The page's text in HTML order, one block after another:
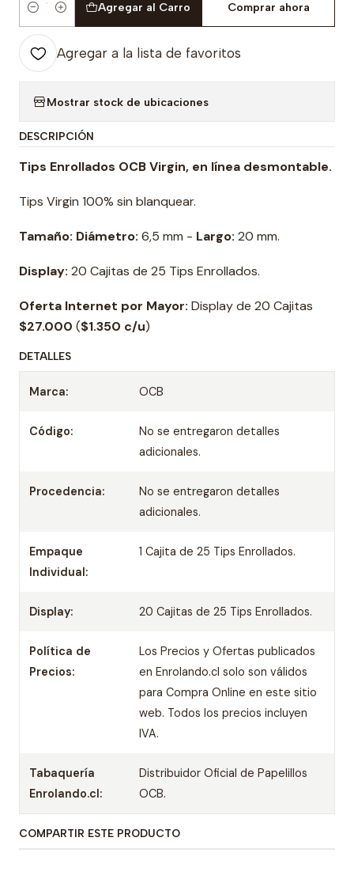
Cantidad
Agregar al Carro Comprar ahora
Agregar a la lista de favoritos
Mostrar stock de ubicaciones
DESCRIPCIÓN
Tips Enrollados OCB Virgin, en línea desmontable.
Tips Virgin 100% sin blanquear.
Tamaño: Diámetro: 6,5 mm - Largo: 20 mm.
Display: 20 Cajitas de 25 Tips Enrollados.
Oferta Internet por Mayor: Display de 20 Cajitas
$27.000 ($1.350 c/u)
DETALLES
Marca: OCB
Código:
No se entregaron detalles
adicionales.
Procedencia:
No se entregaron detalles
adicionales.
Empaque
Individual:
1 Cajita de 25 Tips Enrollados.
Display: 20 Cajitas de 25 Tips Enrollados.
Política de
Precios:
Los Precios y Ofertas publicados
en Enrolando.cl solo son válidos
para Compra Online en este sitio
web. Todos los precios incluyen
IVA.
Tabaquería
Enrolando.cl:
Distribuidor Oficial de Papelillos
OCB.
COMPARTIR ESTE PRODUCTO